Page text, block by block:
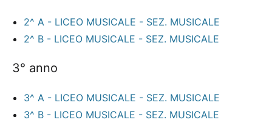
2^ A - LICEO MUSICALE - SEZ. MUSICALE
2^ B - LICEO MUSICALE - SEZ. MUSICALE
3° anno
3^ A - LICEO MUSICALE - SEZ. MUSICALE
3^ B - LICEO MUSICALE - SEZ. MUSICALE